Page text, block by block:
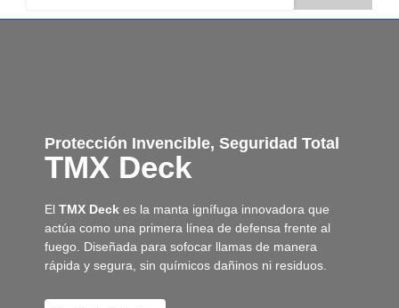
Protección Invencible, Seguridad Total
TMX Deck
El TMX Deck es la manta ignífuga innovadora que
actúa como una primera línea de defensa frente al
fuego. Diseñada para sofocar llamas de manera
rápida y segura, sin químicos dañinos ni residuos.